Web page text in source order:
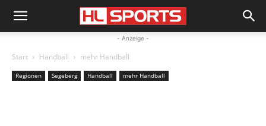
- Anzeige -
Start Handball mehr Handball
Regionen Segeberg Handball mehr Handball